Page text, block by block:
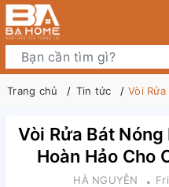
Trang chủ Tin tức Vòi
Vòi Rửa Bát
Hoàn Hảo Cho
HÀ NGUYỄN